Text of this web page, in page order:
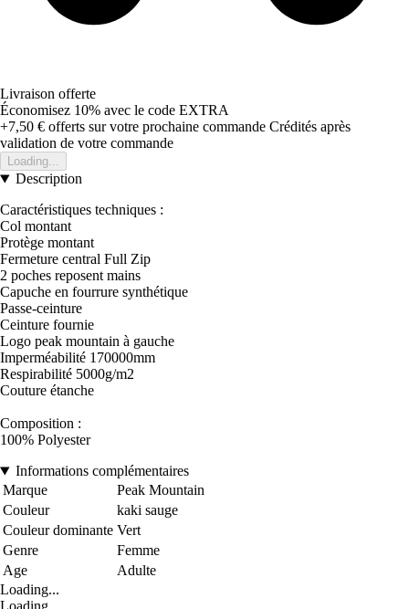
Livraison offerte
Économisez 10% avec le code EXTRA
+7,50 € offerts sur votre prochaine commande Crédités après
validation de votre commande
Loading...
Description
Caractéristiques techniques :
Col montant
Protège montant
Fermeture central Full Zip
2 poches reposent mains
Capuche en fourrure synthétique
Passe-ceinture
Ceinture fournie
Logo peak mountain à gauche
Imperméabilité 170000mm
Respirabilité 5000g/m2
Couture étanche
Composition :
100% Polyester
Informations complémentaires
Marque
Peak Mountain
Couleur
kaki sauge
Couleur dominante Vert
Genre
Femme
Age
Adulte
Loading...